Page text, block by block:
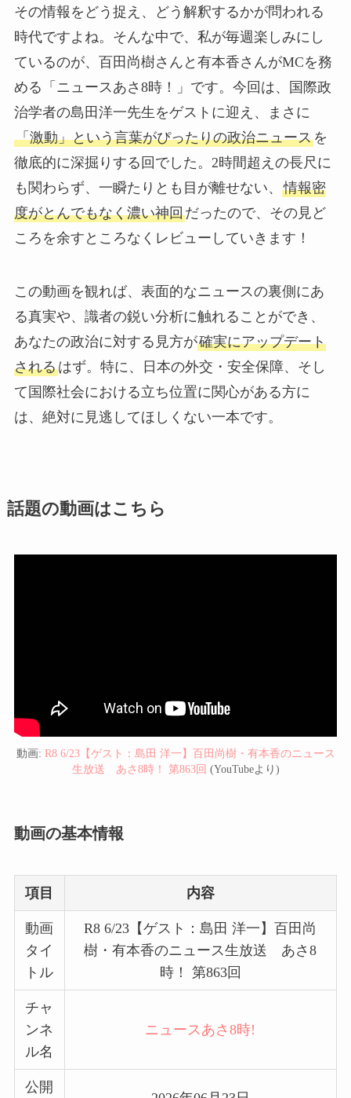
その情報をどう捉え、どう解釈するかが問われる
時代ですよね。そんな中で、私が毎週楽しみにし
ているのが、百田尚樹さんと有本香さんがMCを務
める「ニュースあさ8時！」です。今回は、国際政
治学者の島田洋一先生をゲストに迎え、まさに
「激動」という言葉がぴったりの政治ニュースを
徹底的に深掘りする回でした。2時間超えの長尺に
も関わらず、一瞬たりとも目が離せない、 情報密
度がとんでもなく濃い神回だったので、その見ど
ころを余すところなくレビューしていきます！
この動画を観れば、表面的なニュースの裏側にあ
る真実や、識者の鋭い分析に触れることができ、
あなたの政治に対する見方が確実にアップデート
されるはず。特に、日本の外交・安全保障、そし
て国際社会における立ち位置に関心がある方に
は、絶対に見逃してほしくない一本です。
話題の動画はこちら
動画: R8 6/23【ゲスト：島田 洋一】百田尚樹・有本香のニュース
生放送 あさ8時！ 第863回 (YouTubeより)
動画の基本情報
項目 内容
動画
タイ
トル
R8 6/23【ゲスト：島田 洋一】百田尚
樹・有本香のニュース生放送 あさ8
時！ 第863回
チャ
ンネ
ル名
ニュースあさ8時!
公開